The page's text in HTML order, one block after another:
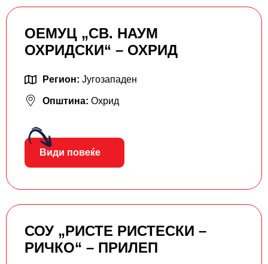
ОЕМУЦ „СВ. НАУМ
ОХРИДСКИ“ – ОХРИД
Регион: Југозападен
Општина: Охрид
Види повеќе
СОУ „РИСТЕ РИСТЕСКИ –
РИЧКО“ – ПРИЛЕП